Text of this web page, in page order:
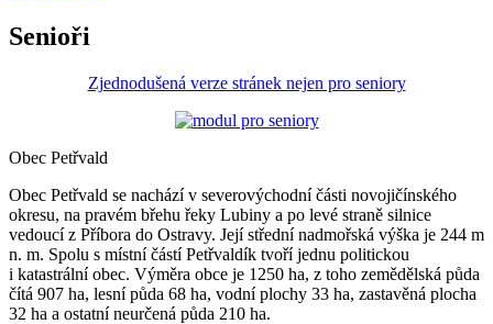
Senioři
Zjednodušená verze stránek nejen pro seniory
Obec Petřvald
Obec Petřvald se nachází v severovýchodní části novojičínského
okresu, na pravém břehu řeky Lubiny a po levé straně silnice
vedoucí z Příbora do Ostravy. Její střední nadmořská výška je 244 m
n. m. Spolu s místní částí Petřvaldík tvoří jednu politickou
i katastrální obec. Výměra obce je 1250 ha, z toho zemědělská půda
čítá 907 ha, lesní půda 68 ha, vodní plochy 33 ha, zastavěná plocha
32 ha a ostatní neurčená půda 210 ha.